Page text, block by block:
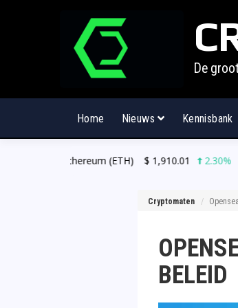
De
Home Nieuws Kennisbank
1,910.01 2.30% Tether (USDT)
Cryptomaten
BELEID